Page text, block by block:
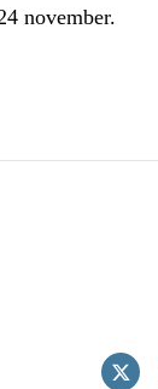
november.